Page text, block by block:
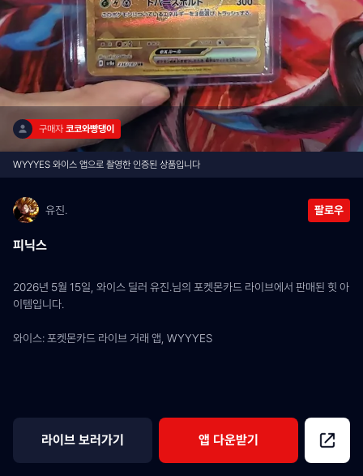
구매자 코코와빵댕이
WYYYES 와이스 앱으로 촬영한 인증된 상품입니다
유진. 팔로우
피닉스
2026년 5월 15일, 와이스 딜러 유진.님의 포켓몬카드 라이브에서 판매된 힛 아
이템입니다.
와이스: 포켓몬카드 라이브 거래 앱, WYYYES
라이브 보러가기 앱 다운받기